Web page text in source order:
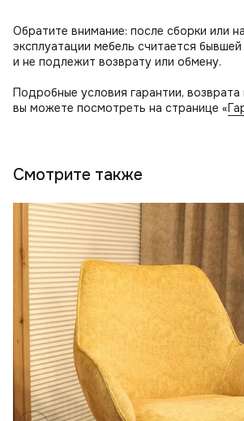
Обратите внимание: после сборки или
эксплуатации мебель считается
и не подлежит возврату или обмену.
Подробные условия гарантии, возврата
вы можете посмотреть на странице «
Смотрите также